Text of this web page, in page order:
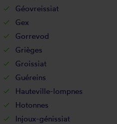
Géovreissiat
Gex
Gorrevod
Grièges
Groissiat
Guéreins
Hauteville-lompnes
Hotonnes
Injoux-génissiat